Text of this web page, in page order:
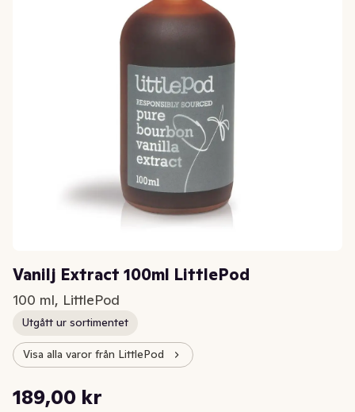
Vanilj Extract 100ml LittlePod
100 ml, LittlePod
Utgått ur sortimentet
Visa alla varor från LittlePod
189,00 kr
Styckpris: 1 890,00 kr /l